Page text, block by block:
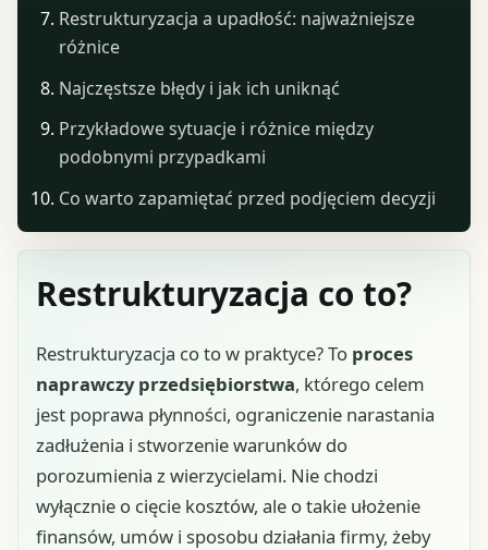
Restrukturyzacja co to?
Restrukturyzacja co to w praktyce? To proces
naprawczy przedsiębiorstwa, którego celem
jest poprawa płynności, ograniczenie narastania
zadłużenia i stworzenie warunków do
porozumienia z wierzycielami. Nie chodzi
wyłącznie o cięcie kosztów, ale o takie ułożenie
finansów, umów i sposobu działania firmy, żeby
Restrukturyzacja a upadłość: najważniejsze
różnice
Najczęstsze błędy i jak ich uniknąć
Przykładowe sytuacje i różnice między
podobnymi przypadkami
Co warto zapamiętać przed podjęciem decyzji